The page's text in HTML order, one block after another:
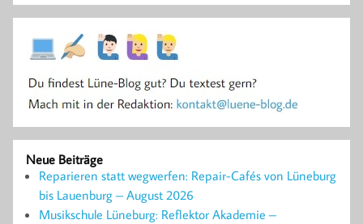
Neue Beiträge
Reparieren statt wegwerfen: Repair-Cafés von Lüneburg
bis Lauenburg – August 2026
Musikschule Lüneburg: Reflektor Akademie –